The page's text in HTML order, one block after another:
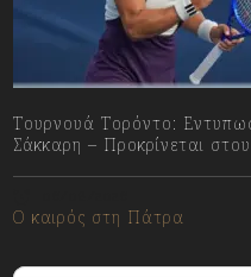
Τουρνουά Τορόντο:
Σάκκαρη – Προκρίνεται
Ο καιρός στη Πάτρα